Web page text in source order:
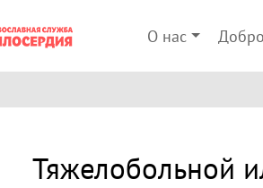
О нас
Тяжелобольной